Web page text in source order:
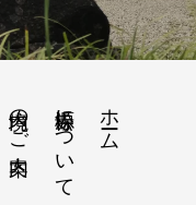
ホーム
松源寺について
境内のご案内